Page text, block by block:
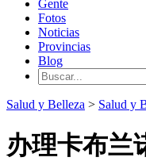
Gente
Fotos
Noticias
Provincias
Blog
Salud y Belleza > Salud y
办理卡布兰